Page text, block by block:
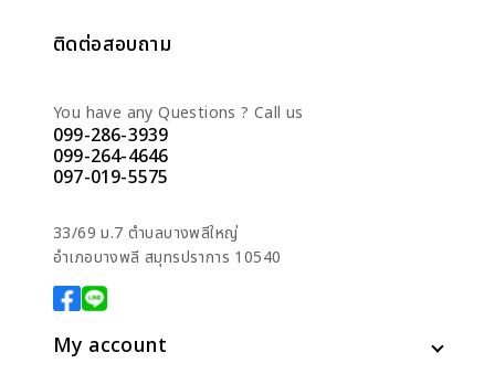
ติดต่อสอบถาม
You have any Questions ? Call us
099-286-3939
099-264-4646
097-019-5575
33/69 ม.7 ตำบลบางพลีใหญ่
อำเภอบางพลี สมุทรปราการ 10540
My account